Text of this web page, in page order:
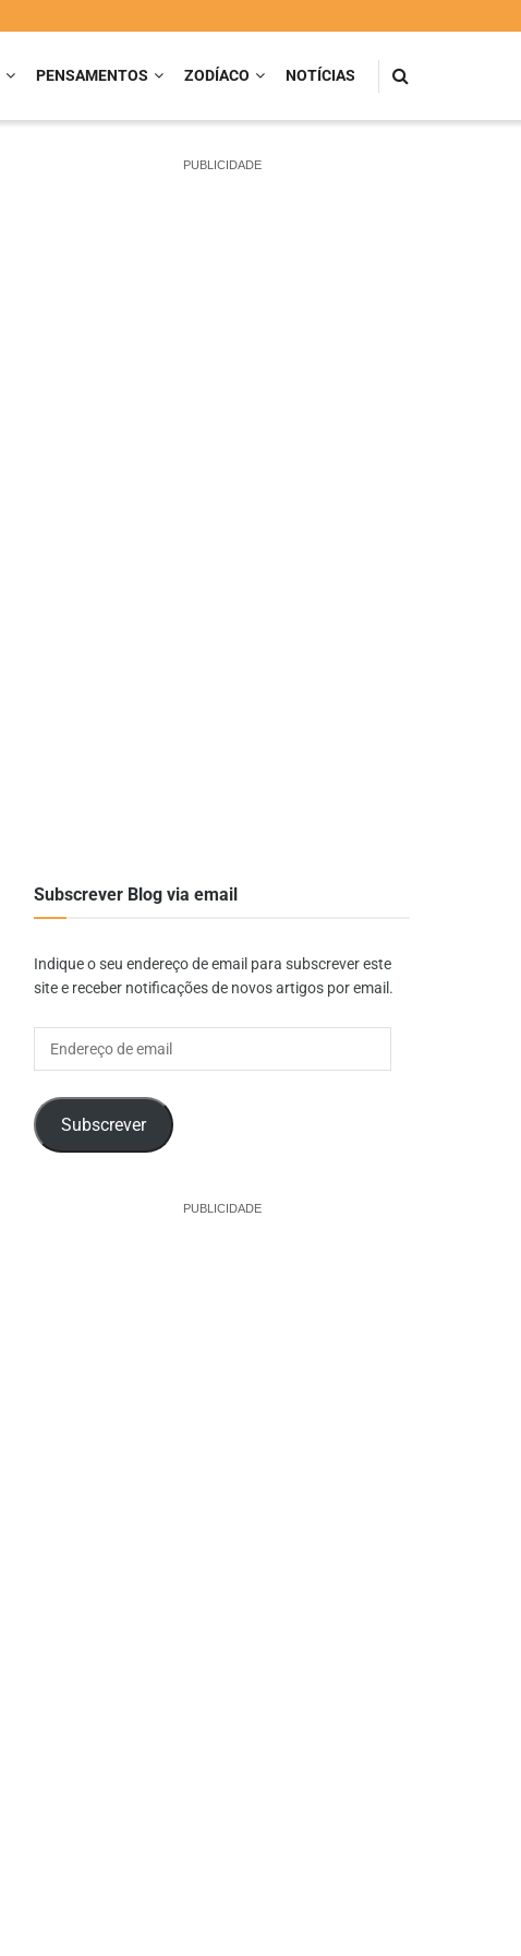
PENSAMENTOS ZODÍACO NOTÍCIAS
PUBLICIDADE
Subscrever Blog via email
Indique o seu endereço de email para subscrever este
site e receber notificações de novos artigos por email.
Subscrever
PUBLICIDADE